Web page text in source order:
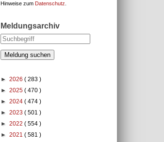
Hinweise zum Datenschutz
Meldungsarchiv
Meldung suchen
► 2026 ( 283 )
► 2025 ( 470 )
► 2024 ( 474 )
► 2023 ( 501 )
► 2022 ( 554 )
► 2021 ( 581 )